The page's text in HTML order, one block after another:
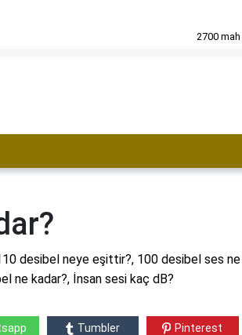
desibel neye eşittir?, 100 desibel ses ne
ne kadar?, İnsan sesi kaç dB?
Tumbler Pinterest